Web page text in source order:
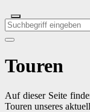
Touren
Auf dieser Seite
Touren unseres